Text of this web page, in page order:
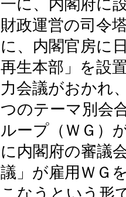
一に、内閣府に
財政運営の司令
に、内閣官房に
再生本部」を設
力会議がおかれ
つのテーマ別会
ループ（ＷＧ）
に内閣府の審議
議」が雇用ＷＧ
こなうという形